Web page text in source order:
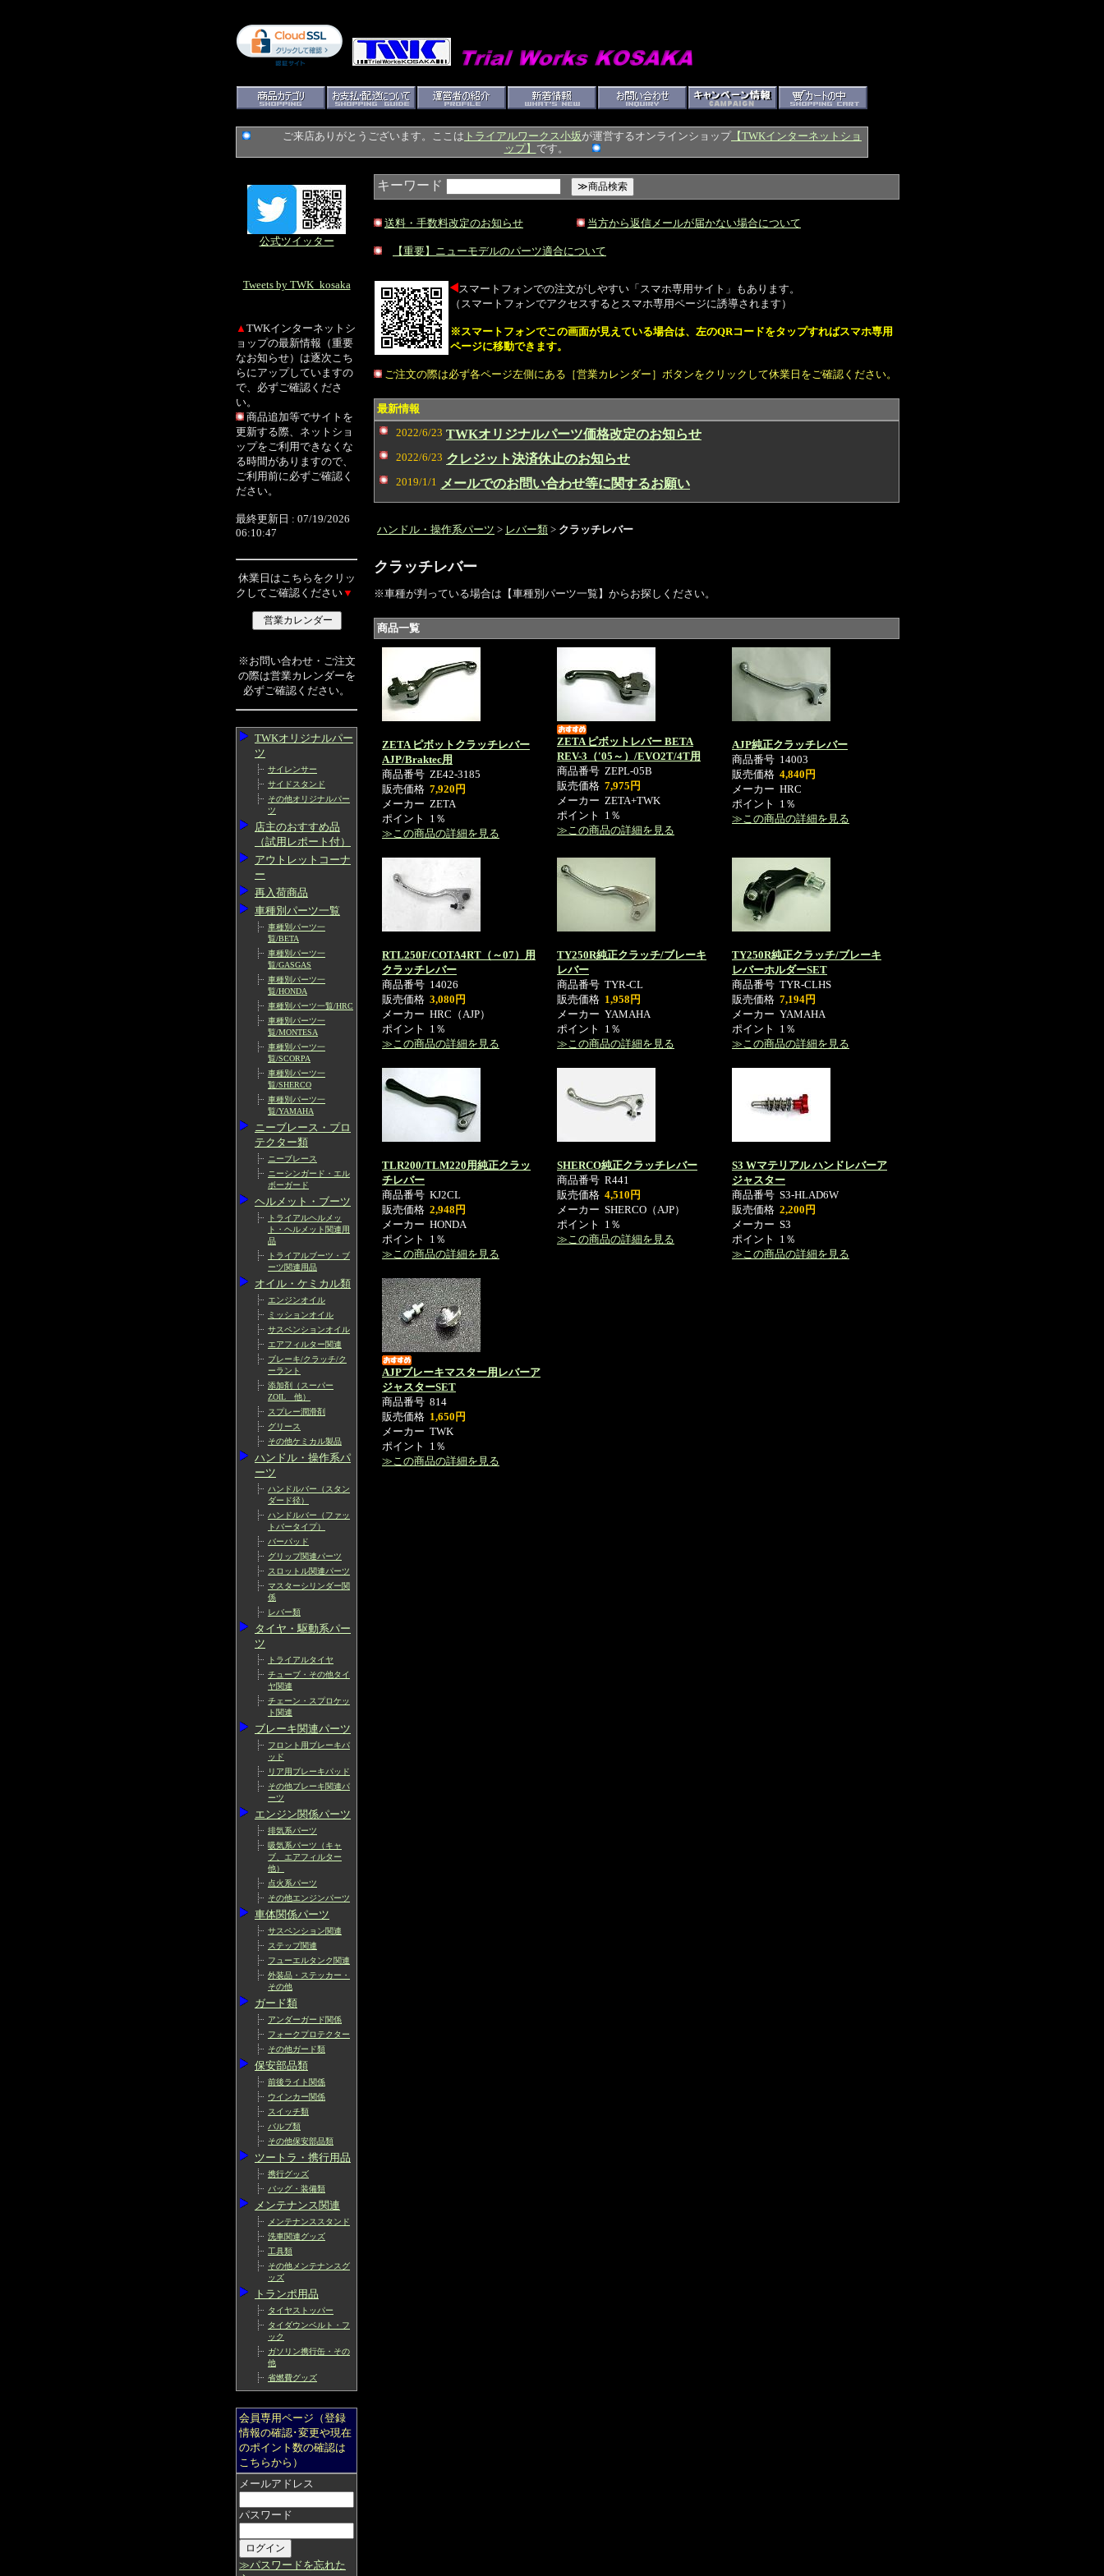
ご来店ありがとうございます。ここは トライアルワークス小坂が運営するオンラインショップ【TWKインターネットショ
ップ】 です。
公式ツイッター
Tweets by TWK_kosaka
▲ TWKインターネットシ
ョップの最新情報（重要
なお知らせ）は逐次こち
らにアップしていますの
で、必ずご確認くださ
い。
商品追加等でサイトを
更新する際、ネットショ
ップをご利用できなくな
る時間がありますので、
ご利用前に必ずご確認く
ださい。
最終更新日 : 07/19/2026
06:10:47
休業日はこちらをクリッ
クしてご確認ください▼
※お問い合わせ・ご注文
の際は営業カレンダーを
必ずご確認ください。
TWKオリジナルパー
ツ
サイレンサー
サイドスタンド
その他オリジナルパー
ツ
店主のおすすめ品
（試用レポート付）
アウトレットコーナ
ー
再入荷商品
車種別パーツ一覧
車種別パーツ一
覧/BETA
車種別パーツ一
覧/GASGAS
車種別パーツ一
覧/HONDA
車種別パーツ一覧/HRC
車種別パーツ一
覧/MONTESA
車種別パーツ一
覧/SCORPA
車種別パーツ一
覧/SHERCO
車種別パーツ一
覧/YAMAHA
ニーブレース・プロ
テクター類
ニーブレース
ニーシンガード・エル
ボーガード
ヘルメット・ブーツ
トライアルヘルメッ
ト・ヘルメット関連用
品
トライアルブーツ・ブ
ーツ関連用品
オイル・ケミカル類
エンジンオイル
ミッションオイル
サスペンションオイル
エアフィルター関連
ブレーキ/クラッチ/ク
ーラント
添加剤（スーパー
ZOIL 他）
スプレー潤滑剤
グリース
その他ケミカル製品
ハンドル・操作系パ
ーツ
ハンドルバー（スタン
ダード径）
ハンドルバー（ファッ
トバータイプ）
バーパッド
グリップ関連パーツ
スロットル関連パーツ
マスターシリンダー関
係
レバー類
タイヤ・駆動系パー
ツ
トライアルタイヤ
チューブ・その他タイ
ヤ関連
チェーン・スプロケッ
ト関連
ブレーキ関連パーツ
フロント用ブレーキパ
ッド
リア用ブレーキパッド
その他ブレーキ関連パ
ーツ
エンジン関係パーツ
排気系パーツ
吸気系パーツ（キャ
ブ、エアフィルター
他）
点火系パーツ
その他エンジンパーツ
車体関係パーツ
サスペンション関連
ステップ関連
フューエルタンク関連
外装品・ステッカー・
その他
ガード類
アンダーガード関係
フォークプロテクター
その他ガード類
保安部品類
前後ライト関係
ウインカー関係
スイッチ類
バルブ類
その他保安部品類
ツートラ・携行用品
携行グッズ
バッグ・装備類
メンテナンス関連
メンテナンススタンド
洗車関連グッズ
工具類
その他メンテナンスグ
ッズ
トランポ用品
タイヤストッパー
タイダウンベルト・フ
ック
ガソリン携行缶・その
他
省燃費グッズ
会員専用ページ（登録
情報の確認･変更や現在
のポイント数の確認は
こちらから）
メールアドレス
パスワード
≫パスワードを忘れた
キーワード
送料・手数料改定のお知らせ 当方から返信メールが届かない場合について
【重要】ニューモデルのパーツ適合について
スマートフォンでの注文がしやすい「スマホ専用サイト」もあります。
（スマートフォンでアクセスするとスマホ専用ページに誘導されます）
※スマートフォンでこの画面が見えている場合は、左のQRコードをタップすればスマホ専用
ページに移動できます。
ご注文の際は必ず各ページ左側にある［営業カレンダー］ボタンをクリックして休業日をご確認ください。
最新情報
2022/6/23 TWKオリジナルパーツ価格改定のお知らせ
2022/6/23 クレジット決済休止のお知らせ
2019/1/1 メールでのお問い合わせ等に関するお願い
ハンドル・操作系パーツ > レバー類 > クラッチレバー
クラッチレバー
※車種が判っている場合は【車種別パーツ一覧】からお探しください。
商品一覧
ZETA ピボットクラッチレバー
AJP/Braktec用
商品番号 ZE42-3185
販売価格 7,920円
メーカー ZETA
ポイント 1％
≫この商品の詳細を見る
ZETA ピボットレバー BETA
REV-3（'05～）/EVO2T/4T用
商品番号 ZEPL-05B
販売価格 7,975円
メーカー ZETA+TWK
ポイント 1％
≫この商品の詳細を見る
AJP純正クラッチレバー
商品番号 14003
販売価格 4,840円
メーカー HRC
ポイント 1％
≫この商品の詳細を見る
RTL250F/COTA4RT（～07）用
クラッチレバー
商品番号 14026
販売価格 3,080円
メーカー HRC（AJP）
ポイント 1％
≫この商品の詳細を見る
TY250R純正クラッチ/ブレーキ
レバー
商品番号 TYR-CL
販売価格 1,958円
メーカー YAMAHA
ポイント 1％
≫この商品の詳細を見る
TY250R純正クラッチ/ブレーキ
レバーホルダーSET
商品番号 TYR-CLHS
販売価格 7,194円
メーカー YAMAHA
ポイント 1％
≫この商品の詳細を見る
TLR200/TLM220用純正クラッ
チレバー
商品番号 KJ2CL
販売価格 2,948円
メーカー HONDA
ポイント 1％
≫この商品の詳細を見る
SHERCO純正クラッチレバー
商品番号 R441
販売価格 4,510円
メーカー SHERCO（AJP）
ポイント 1％
≫この商品の詳細を見る
S3 Wマテリアル ハンドレバーア
ジャスター
商品番号 S3-HLAD6W
販売価格 2,200円
メーカー S3
ポイント 1％
≫この商品の詳細を見る
AJPブレーキマスター用レバーア
ジャスターSET
商品番号 814
販売価格 1,650円
メーカー TWK
ポイント 1％
≫この商品の詳細を見る